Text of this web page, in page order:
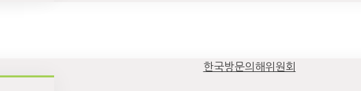
한국방문의해위원회